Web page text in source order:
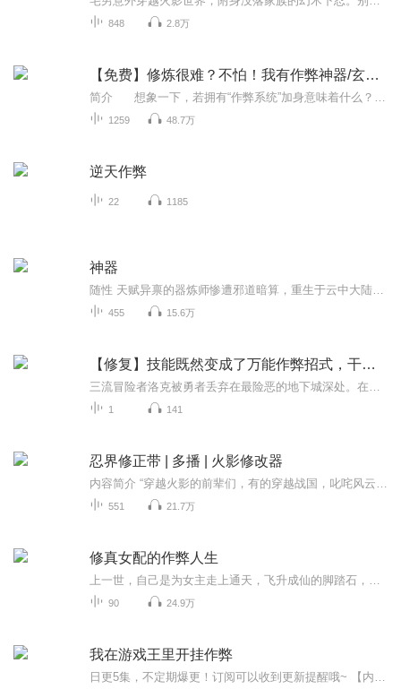
848 2.8万
【免费】修炼很难？不怕！我有作弊神器/玄幻修仙
1259 48.7万
逆天作弊
22 1185
神器
455 15.6万
【修复】技能既然变成了万能作弊招式，干脆开间武器店
1 141
忍界修正带 | 多播 | 火影修改器
551 21.7万
修真女配的作弊人生
90 24.9万
我在游戏王里开挂作弊